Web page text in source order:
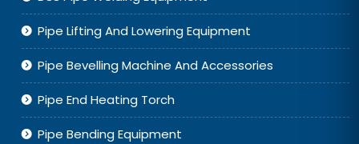
Contact us
Our Product
CS Pipe Welding Equipment
Pipe Rollers & Rotators